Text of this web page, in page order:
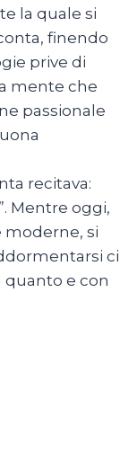
la quale si
finendo
prive di
mente che
passionale
recitava:
Mentre oggi,
moderne, si
ci
quanto e con